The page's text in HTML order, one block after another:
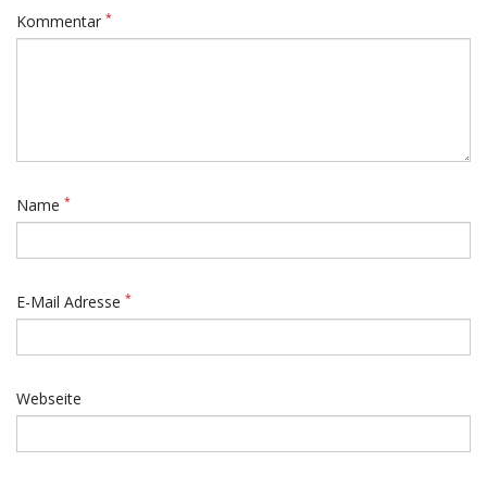
Kommentar *
Name *
E-Mail Adresse *
Webseite